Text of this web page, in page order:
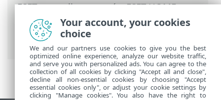
ESET-ova online pomoć>ESET HOME>
Rad s programom ESET HOME>Pretplate
i upravljanje pretplatama > Automatska
obnova pretplate
Your account, your cookies
choice
We and our partners use cookies to give you the best
optimized online experience, analyze our website traffic,
and serve you with personalized ads. You can agree to the
collection of all cookies by clicking "Accept all and close",
decline all non-essential cookies by choosing "Accept
essential cookies only", or adjust your cookie settings by
clicking "Manage cookies". You also have the right to